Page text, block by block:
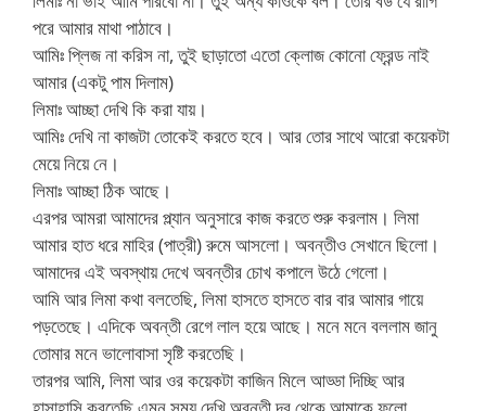
পরে আমার মাথা পাঠাবে।
আমিঃ প্লিজ না করিস না, তুই ছাড়াতো এতো ক্লোজ কোনো ফ্রেন্ড নাই
আমার (একটু পাম দিলাম)
লিমাঃ আচ্ছা দেখি কি করা যায়।
আমিঃ দেখি না কাজটা তোকেই করতে হবে। আর তোর সাথে আরো কয়েকটা
মেয়ে নিয়ে নে।
লিমাঃ আচ্ছা ঠিক আছে।
এরপর আমরা আমাদের প্ল্যান অনুসারে কাজ করতে শুরু করলাম। লিমা
আমার হাত ধরে মাহির (পাত্রী) রুমে আসলো। অবন্তীও সেখানে ছিলো।
আমাদের এই অবস্থায় দেখে অবন্তীর চোখ কপালে উঠে গেলো।
আমি আর লিমা কথা বলতেছি, লিমা হাসতে হাসতে বার বার আমার গায়ে
পড়তেছে। এদিকে অবন্তী রেগে লাল হয়ে আছে। মনে মনে বললাম জানু
তোমার মনে ভালোবাসা সৃষ্টি করতেছি।
তারপর আমি, লিমা আর ওর কয়েকটা কাজিন মিলে আড্ডা দিচ্ছি আর